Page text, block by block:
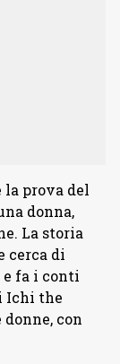
la prova del
donna,
La storia
cerca di
e fa i conti
Ichi the
con